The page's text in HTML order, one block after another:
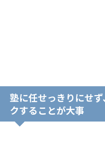
塾に任せっきりにせ
クすることが大事